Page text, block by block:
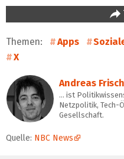
Themen: Apps
X
Andreas
… ist
Netzpolitik, Tech-
Gesellschaft.
Quelle: NBC News